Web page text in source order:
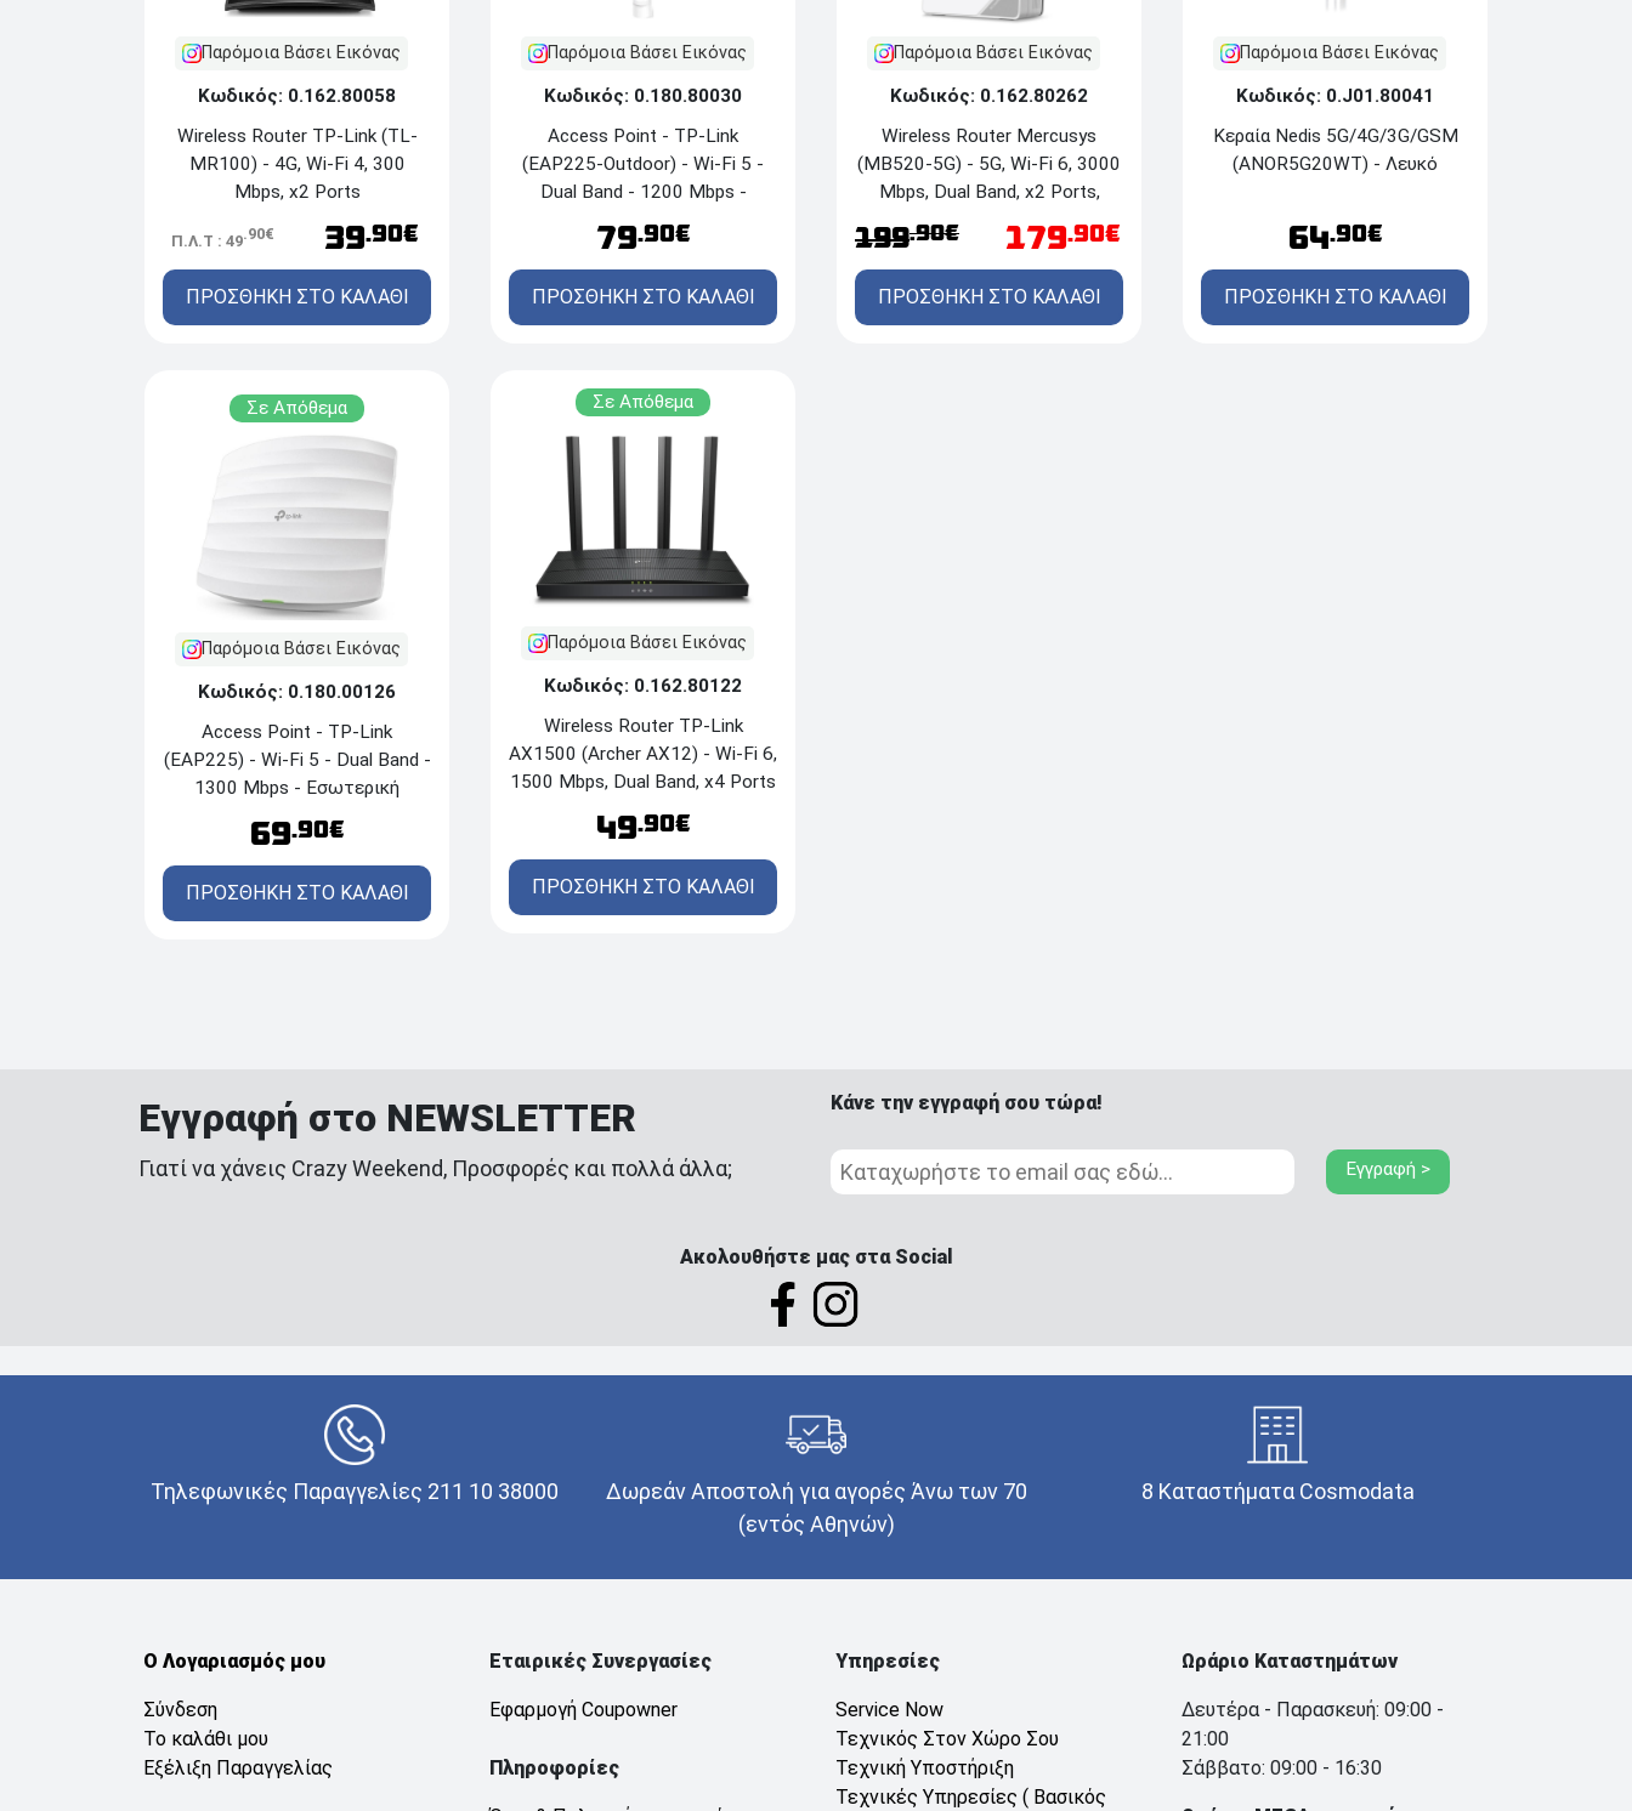
Παρόμοια Βάσει Εικόνας
Κωδικός: 0.162.80058
Wireless Router TP-Link (TL-
MR100) - 4G, Wi-Fi 4, 300
Mbps, x2 Ports
Π.Λ.Τ : 49.90€ 39.90€
ΠΡΟΣΘΗΚΗ ΣΤΟ ΚΑΛΑΘΙ
Παρόμοια Βάσει Εικόνας
Κωδικός: 0.180.80030
Access Point - TP-Link
(EAP225-Outdoor) - Wi‑Fi 5 -
Dual Band - 1200 Mbps -
Εξωτερική τοποθέτηση
79.90€
ΠΡΟΣΘΗΚΗ ΣΤΟ ΚΑΛΑΘΙ
Παρόμοια Βάσει Εικόνας
Κωδικός: 0.162.80262
Wireless Router Mercusys
(MB520-5G) - 5G, Wi-Fi 6, 3000
Mbps, Dual Band, x2 Ports,
Telephone Port
199.90€ 179.90€
ΠΡΟΣΘΗΚΗ ΣΤΟ ΚΑΛΑΘΙ
Παρόμοια Βάσει Εικόνας
Κωδικός: 0.J01.80041
Κεραία Nedis 5G/4G/3G/GSM
(ANOR5G20WT) - Λευκό
64.90€
ΠΡΟΣΘΗΚΗ ΣΤΟ ΚΑΛΑΘΙ
Σε Απόθεμα
Παρόμοια Βάσει Εικόνας
Κωδικός: 0.180.00126
Access Point - TP-Link
(EAP225) - Wi‑Fi 5 - Dual Band -
1300 Mbps - Εσωτερική
τοποθέτηση
69.90€
ΠΡΟΣΘΗΚΗ ΣΤΟ ΚΑΛΑΘΙ
Σε Απόθεμα
Παρόμοια Βάσει Εικόνας
Κωδικός: 0.162.80122
Wireless Router TP-Link
AX1500 (Archer AX12) - Wi-Fi 6,
1500 Mbps, Dual Band, x4 Ports
49.90€
ΠΡΟΣΘΗΚΗ ΣΤΟ ΚΑΛΑΘΙ
Εγγραφή στο NEWSLETTER
Γιατί να χάνεις Crazy Weekend, Προσφορές και πολλά άλλα;
Κάνε την εγγραφή σου τώρα!
Εγγραφή >
Ακολουθήστε μας στα Social
Τηλεφωνικές Παραγγελίες 211 10 38000
Δωρεάν Αποστολή για αγορές Άνω των 70
(εντός Αθηνών)
8 Καταστήματα Cosmodata
Ο Λογαριασμός μου
Σύνδεση
Το καλάθι μου
Εξέλιξη Παραγγελίας
Εταιρικές Συνεργασίες
Εφαρμογή Coupowner
Πληροφορίες
Υπηρεσίες
Service Now
Τεχνικός Στον Χώρο Σου
Τεχνική Υποστήριξη
Τεχνικές Υπηρεσίες ( Βασικός
Ωράριο Καταστημάτων
Δευτέρα - Παρασκευή: 09:00 -
21:00
Σάββατο: 09:00 - 16:30